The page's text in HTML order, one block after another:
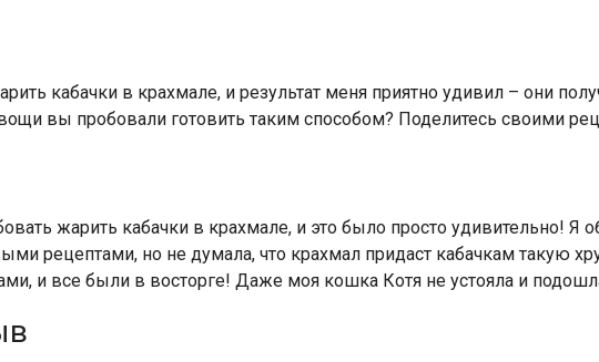
кабачки в крахмале, и результат меня приятно удивил – они
вы пробовали готовить таким способом? Поделитесь своими
жарить кабачки в крахмале, и это было просто удивительно! Я
рецептами, но не думала, что крахмал придаст кабачкам такую
и все были в восторге! Даже моя кошка Котя не устояла и